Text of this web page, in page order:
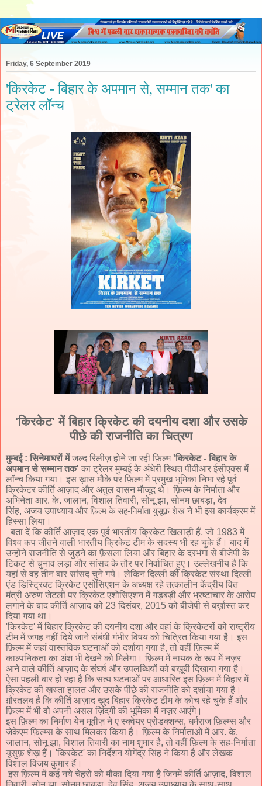
Friday, 6 September 2019
'किरकेट - बिहार के अपमान से, सम्मान तक' का
ट्रेलर लॉन्च
'किरकेट'में बिहार क्रिकेट की दयनीय दशा और उसके
पीछे की राजनीति का चित्रण
मुम्बई: सिनेमाघरों में जल्द रिलीज़ होने जा रही फ़िल्म 'किरकेट - बिहार के
अपमान से सम्मान तक' का ट्रेलर मुम्बई के अंधेरी स्थित पीवीआर ईसीएक्स में
लॉन्च किया गया। इस ख़ास मौके पर फ़िल्म में प्रमुख भूमिका निभा रहे पूर्व
क्रिकेटर कीर्ति आज़ाद और अतुल वासन मौजूद थे। फ़िल्म‌ के निर्माता और
अभिनेता आर. के. जालान, विशाल तिवारी, सोनू झा, सोनम छाबड़ा, देव
सिंह, अजय उपाध्याय और फ़िल्म के सह-निर्माता युसूफ़ शेख ने भी इस कार्यक्रम में
हिस्सा लिया।
बता दें कि कीर्ति आज़ाद एक पूर्व भारतीय क्रिकेट खिलाड़ी हैं, जो 1983 में
विश्व कप जीतने वाली भारतीय क्रिकेट टीम के सदस्य भी रह चुके हैं। बाद में
उन्होंने‌ राजनीति से जुड़ने का फ़ैसला लिया और बिहार के दरभंगा से बीजेपी के
टिकट से चुनाव लड़ा और सांसद के तौर पर निर्वाचित हुए। उल्लेखनीय है कि
यहां से वह तीन बार सांसद चुने गये। लेकिन दिल्ली की क्रिकेट संस्था दिल्ली
एंड डिस्ट्रिक्ट क्रिकेट एसोसिएशन के अध्यक्ष रहे तत्कालीन केंद्रीय वित
मंत्री अरुण जेटली पर क्रिकेट एशोसिएशन में गड़बड़ी और भ्रष्टाचार के आरोप
लगाने के बाद कीर्ति आज़ाद को 23 दिसंबर, 2015 को बीजेपी से बर्ख़ास्त कर
दिया गया था।
'किरकेट' में बिहार क्रिकेट की दयनीय दशा और वहां के क्रिकेटरों को राष्ट्रीय
टीम में जगह नहीं दिये जाने संबंधी गंभीर विषय को चित्रित किया गया है। इस
फ़िल्म में जहां वास्तविक घटनाओं को दर्शाया गया है, तो वहीं फ़िल्म में
काल्पनिकता का अंश भी देखने को मिलेगा। फ़िल्म में नायक के रूप में नज़र
आने वाले कीर्ति आज़ाद के संघर्ष और उपलब्धियों को बख़ूबी दिखाया गया है।
ऐसा पहली बार हो रहा है कि सत्य घटनाओं पर आधारित इस फ़िल्म में बिहार में
क्रिकेट की ख़स्ता हालत और उसके पीछे की राजनीति को दर्शाया गया है।
ग़ौरतलब है कि कीर्ति आज़ाद ख़ुद बिहार क्रिकेट टीम के कोच रहे चुके हैं और
फ़िल्म‌ में भी वो अपनी असल ज़िंदगी की भूमिका में नज़र आएंगे।
इस फ़िल्म का निर्माण येन मूवीज़ ने ए स्क्वेयर प्रोडक्शन्स, धर्मराज फ़िल्म्स और
जेकेएम फ़िल्म्स के साथ मिलकर किया है। फ़िल्म के निर्माताओं में आर. के.
जालान, सोनू झा, विशाल तिवारी का नाम शुमार है, तो वहीं फ़िल्म के सह-निर्माता
यूसुफ़ शेख़ हैं। 'किरकेट' का निर्देशन योगेंद्र सिंह ने किया है और लेखक
विशाल विजय कुमार हैं।
इस फ़िल्म में कई नये चेहरों को मौका दिया गया है जिनमें कीर्ति आज़ाद, विशाल